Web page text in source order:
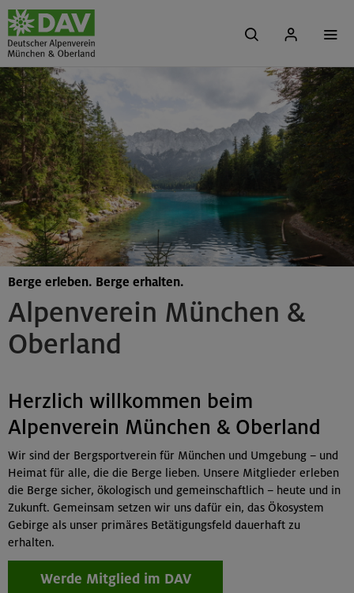
Alpenverein München &
Oberland
Berge erleben. Berge erhalten.
Herzlich willkommen beim
Alpenverein München & Oberland
Wir sind der Bergsportverein für München und Umgebung – und
Heimat für alle, die die Berge lieben. Unsere Mitglieder erleben
die Berge sicher, ökologisch und gemeinschaftlich – heute und in
Zukunft. Gemeinsam setzen wir uns dafür ein, das Ökosystem
Gebirge als unser primäres Betätigungsfeld dauerhaft zu
erhalten.
Werde Mitglied im DAV